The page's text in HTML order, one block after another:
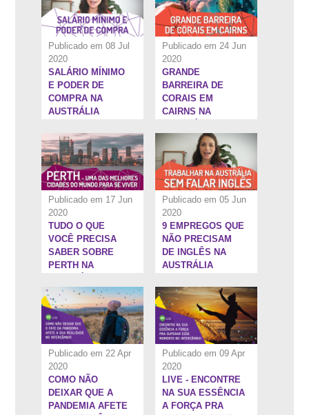
Publicado em 08 Jul
2020
SALÁRIO MÍNIMO
E PODER DE
COMPRA NA
AUSTRÁLIA
Publicado em 24 Jun
2020
GRANDE
BARREIRA DE
CORAIS EM
CAIRNS NA
Publicado em 17 Jun
2020
TUDO O QUE
VOCÊ PRECISA
SABER SOBRE
PERTH NA
Publicado em 05 Jun
2020
9 EMPREGOS QUE
NÃO PRECISAM
DE INGLÊS NA
AUSTRÁLIA
Publicado em 22 Apr
2020
45:29''
COMO NÃO
DEIXAR QUE A
PANDEMIA AFETE
Publicado em 09 Apr
2020
58:36''
LIVE - ENCONTRE
NA SUA ESSÊNCIA
A FORÇA PRA
1:13:31'' 52:23''